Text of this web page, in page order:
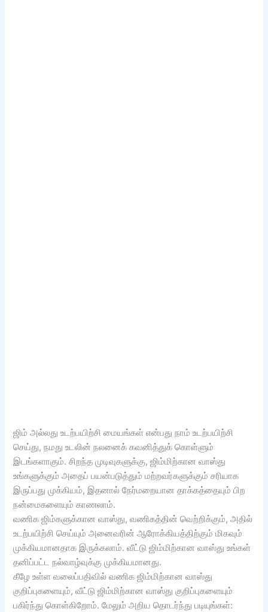
ஜிம் அல்லது உடற்பயிற்சி மையங்கள் என்பது நாம் உடற்பயிற்சி
செய்து, நமது உடலின் நலனைக் கவனித்துக் கொள்ளும்
இடங்களாகும். சிறந்த முடிவுகளுக்கு, ஜிம்மிற்கான வாஸ்து
உங்களுக்கும் அதைப் பயன்படுத்தும் மற்றவர்களுக்கும் சரியாக
இருப்பது முக்கியம், இதனால் நேர்மறையான தாக்கத்தையும் பிற
நன்மைகளையும் காணலாம்.
வணிக ஜிம்களுக்கான வாஸ்து, வணிகத்தின் வெற்றிக்கும், அதில்
உடற்பயிற்சி செய்யும் அனைவரின் ஆரோக்கியத்திற்கும் மிகவும்
முக்கியமானதாக இருக்கலாம். வீட்டு ஜிம்மிற்கான வாஸ்து உங்கள்
தனிப்பட்ட நல்வாழ்வுக்கு முக்கியமானது.
கீழே உள்ள வலைப்பதிவில் வணிக ஜிம்மிற்கான வாஸ்து
குறிப்புகளையும், வீட்டு ஜிம்மிற்கான வாஸ்து குறிப்புகளையும்
பகிர்ந்து கொள்கிறோம். மேலும் அறிய தொடர்ந்து படியுங்கள்: